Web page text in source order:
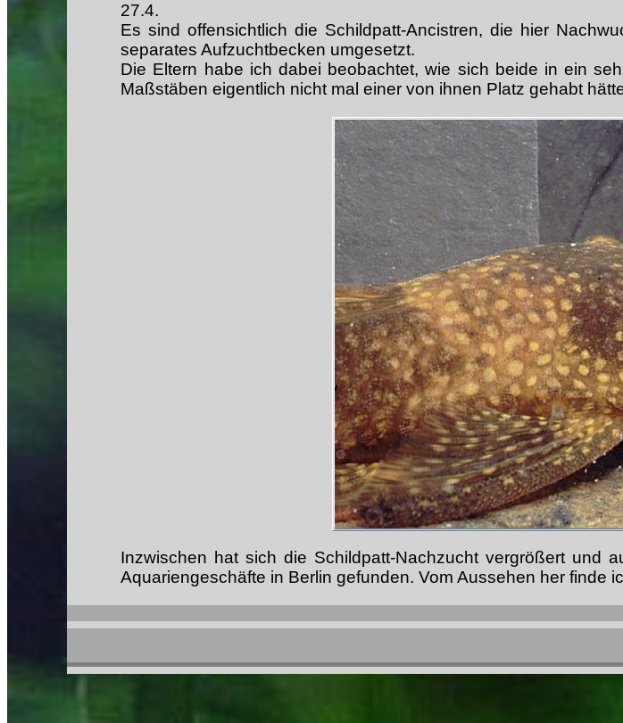
27.4.
Es sind offensichtlich die Schildpatt-Ancistren, die hier
separates Aufzuchtbecken umgesetzt.
Die Eltern habe ich dabei beobachtet, wie sich beide in ein
Maßstäben eigentlich nicht mal einer von ihnen Platz gehabt
Inzwischen hat sich die Schildpatt-Nachzucht vergrößert und
Aquariengeschäfte in Berlin gefunden. Vom Aussehen her finde